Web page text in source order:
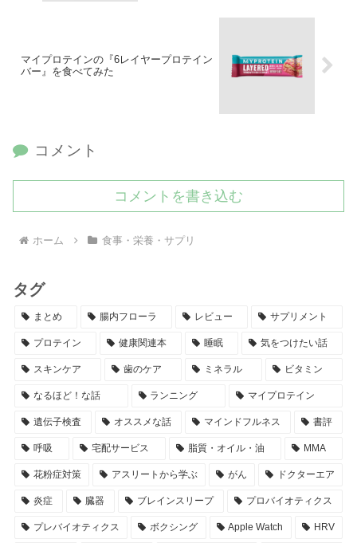
マイプロテインの『6レイヤープロテイン
バー』を食べてみた
コメント
コメントを書き込む
ホーム 食事・栄養・サプリ
タグ
まとめ 腸内フローラ レビュー サプリメント
プロテイン 健康関連本 睡眠 気をつけたい話
スキンケア 歯のケア ミネラル ビタミン
なるほど！な話 ランニング マイプロテイン
遺伝子検査 オススメな話 マインドフルネス 書評
呼吸 宅配サービス 脂質・オイル・油 MMA
花粉症対策 アスリートから学ぶ がん ドクターエア
炎症 臓器 ブレインスリープ プロバイオティクス
プレバイオティクス ボクシング Apple Watch HRV